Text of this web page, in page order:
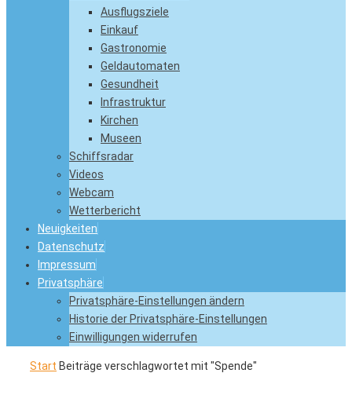
Ausflugsziele
Einkauf
Gastronomie
Geldautomaten
Gesundheit
Infrastruktur
Kirchen
Museen
Schiffsradar
Videos
Webcam
Wetterbericht
Neuigkeiten
Datenschutz
Impressum
Privatsphäre
Privatsphäre-Einstellungen ändern
Historie der Privatsphäre-Einstellungen
Einwilligungen widerrufen
Start Beiträge verschlagwortet mit "Spende"